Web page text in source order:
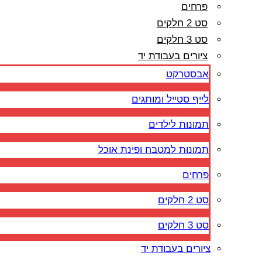
פרחים
סט 2 חלקים
סט 3 חלקים
ציורים בעבודת יד
אבסטרקט
לייף סטייל ומותגים
תמונות לילדים
תמונות למטבח ופינת אוכל
פרחים
ציורים בעבודת יד